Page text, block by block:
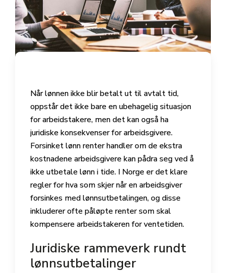
Når lønnen ikke blir betalt ut til avtalt tid,
oppstår det ikke bare en ubehagelig situasjon
for arbeidstakere, men det kan også ha
juridiske konsekvenser for arbeidsgivere.
Forsinket lønn renter handler om de ekstra
kostnadene arbeidsgivere kan pådra seg ved å
ikke utbetale lønn i tide. I Norge er det klare
regler for hva som skjer når en arbeidsgiver
forsinkes med lønnsutbetalingen, og disse
inkluderer ofte påløpte renter som skal
kompensere arbeidstakeren for ventetiden.
Juridiske rammeverk rundt
lønnsutbetalinger